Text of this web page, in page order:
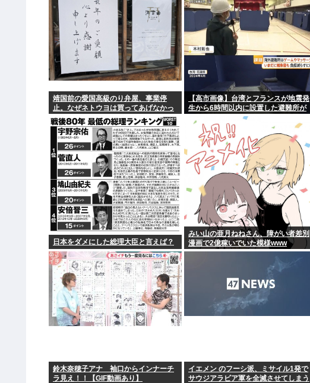
靖国前の愛国高級のり弁屋、事業停
止。なぜネトウヨは買ってあげなかっ
たの？
【高市画像】台湾とフランスが地震発
生から6時間以内に設置した避難所が
日本をダメにした総理大臣と言えば？
みい山の亜月ねねさん、障がい者差別
漫画で2億稼いでいた模様www
鈴木奈穂子アナ 袖口からインナーチ
ラ見え！！【GIF動画あり】
イエメン のフーシ派、ミサイル1発で
サウジアラビア軍を全滅させてしまう